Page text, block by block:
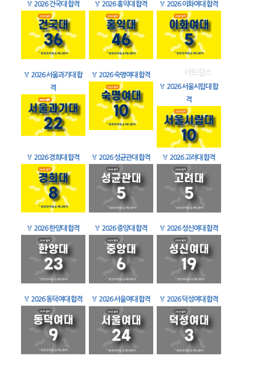
🏅 2026 건국대 합격 🏅 2026 홍익대 합격 🏅 2026 이화여대 합격
🏅 2026 서울과기대 합
격
🏅 2026 숙명여대 합격
🏅 2026 서울시립대 합
격
🏅 2026 경희대 합격 🏅 2026 성균관대 합격 🏅 2026 고려대 합격
🏅 2026 한양대 합격 🏅 2026 중앙대 합격 🏅 2026 성신여대 합격
🏅 2026 동덕여대 합격 🏅 2026 서울여대 합격 🏅 2026 덕성여대 합격